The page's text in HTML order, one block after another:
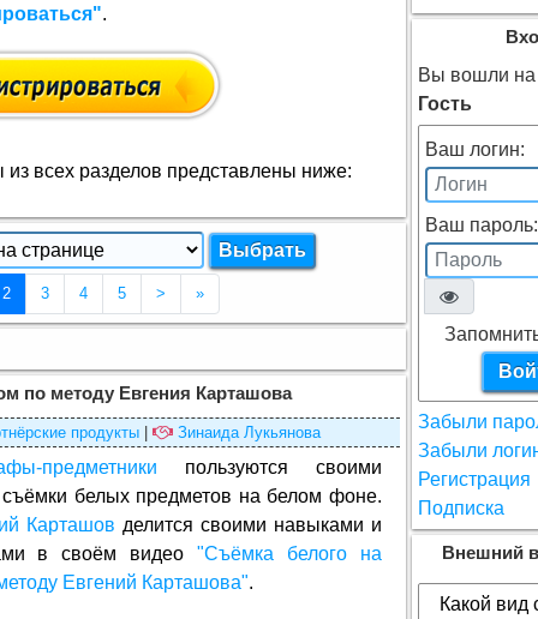
.
всех разделов представлены ниже:
2(Текущая страница 2)
3 4 5 > »
по методу Евгения Карташова
продукты| Зинаида Лукьянова
предметники пользуются своими
белых предметов на белом фоне.
Карташов делится своими навыками и
в своём видео "Съёмка белого на
Евгений Карташова".
Вы вошли на
Гость
Ваш логин:
Ваш пароль:
Забыли
Забыли
Регистрация
Подписка
Внешний
Какой вид